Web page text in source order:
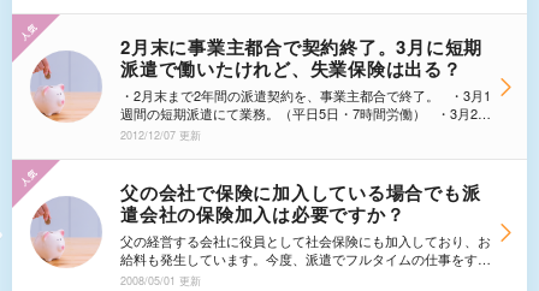
2月末に事業主都合で契約終了。3月に短期
派遣で働いたけれど、失業保険は出る？
・2月末まで2年間の派遣契約を、事業主都合で終了。 ・3月1
週間の短期派遣にて業務。（平日5日・7時間労働） ・3月2週
間の短期派遣にて業務。（平日5日・7時間労働） 離職票が
の状態なので、失業保険は出るということで問題ないでしょう
か。
2012/12/07 更新
父の会社で保険に加入している場合でも派
遣会社の保険加入は必要ですか？
父の経営する会社に役員として社会保険にも加入しており、お
給料も発生しています。今度、派遣でフルタイムの仕事をする
ことになり、社会保険も加入してくださいと言われました。切
2008/05/01 更新